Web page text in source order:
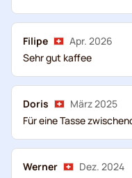
Filipe
Apr. 2026
Sehr gut kaffee
Doris
März 2025
Für eine Tasse
Werner
Dez. 2024